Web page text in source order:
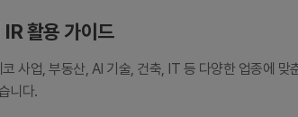
활용 가이드
사업, 부동산, AI 기술, 건축, IT 등 다양한 업종에
니다.